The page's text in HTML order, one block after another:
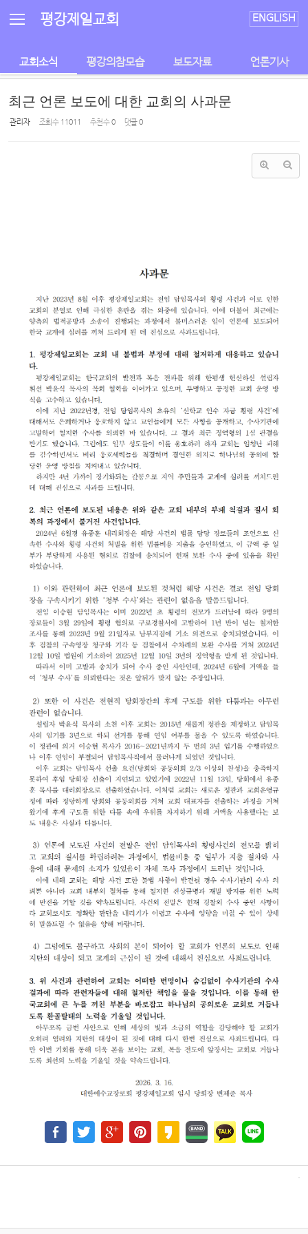
평강제일교회 ENGLISH
교회소식 평강의참모습 보도자료 언론기사
최근 언론 보도에 대한 교회의 사과문
관리자 조회 수 11011 추천 수0 댓글0